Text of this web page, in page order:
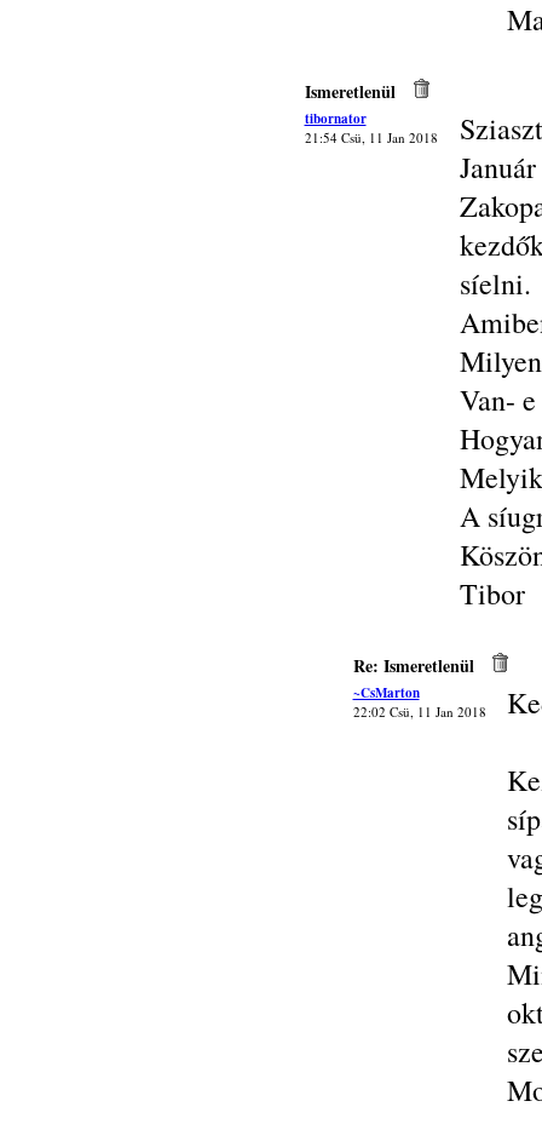
Ismeretlenül
tibornator
21:54 Csü, 11 Jan 2018
síelni.
Van-
A
Tibor
Re: Ismeretlenül
~CsMarton
22:02 Csü, 11 Jan 2018